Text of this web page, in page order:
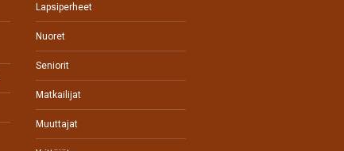
Lapsiperheet
Nuoret
Seniorit
Matkailijat
Muuttajat